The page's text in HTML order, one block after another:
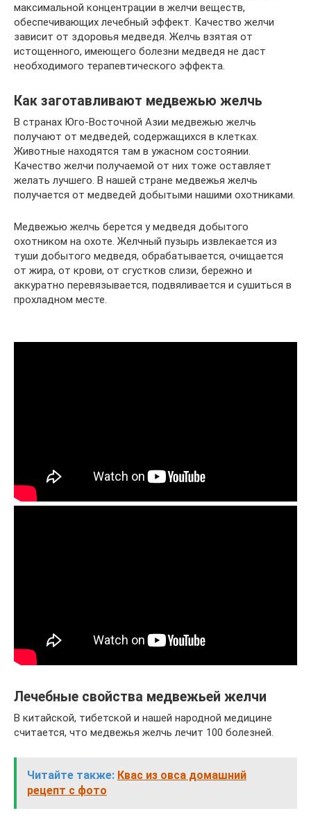
максимальной концентрации в желчи веществ,
обеспечивающих лечебный эффект. Качество желчи
зависит от здоровья медведя. Желчь взятая от
истощенного, имеющего болезни медведя не даст
необходимого терапевтического эффекта.
Как заготавливают медвежью желчь
В странах Юго-Восточной Азии медвежью желчь
получают от медведей, содержащихся в клетках.
Животные находятся там в ужасном состоянии.
Качество желчи получаемой от них тоже оставляет
желать лучшего. В нашей стране медвежья желчь
получается от медведей добытыми нашими охотниками.
Медвежью желчь берется у медведя добытого
охотником на охоте. Желчный пузырь извлекается из
туши добытого медведя, обрабатывается, очищается
от жира, от крови, от сгустков слизи, бережно и
аккуратно перевязывается, подвяливается и сушиться в
прохладном месте.
Лечебные свойства медвежьей желчи
В китайской, тибетской и нашей народной медицине
считается, что медвежья желчь лечит 100 болезней.
Читайте также: Квас из овса домашний
рецепт с фото